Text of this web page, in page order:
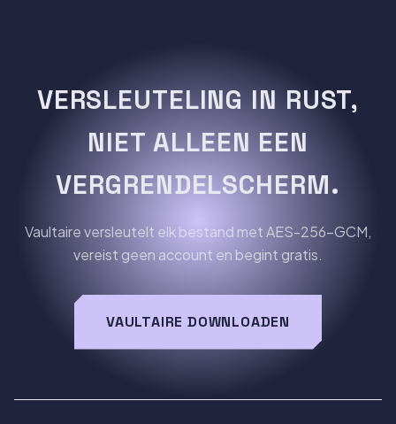
VERSLEUTELING IN RUST,
NIET ALLEEN EEN
VERGRENDELSCHERM.
Vaultaire versleutelt elk bestand met AES-256-GCM,
vereist geen account en begint gratis.
VAULTAIRE DOWNLOADEN